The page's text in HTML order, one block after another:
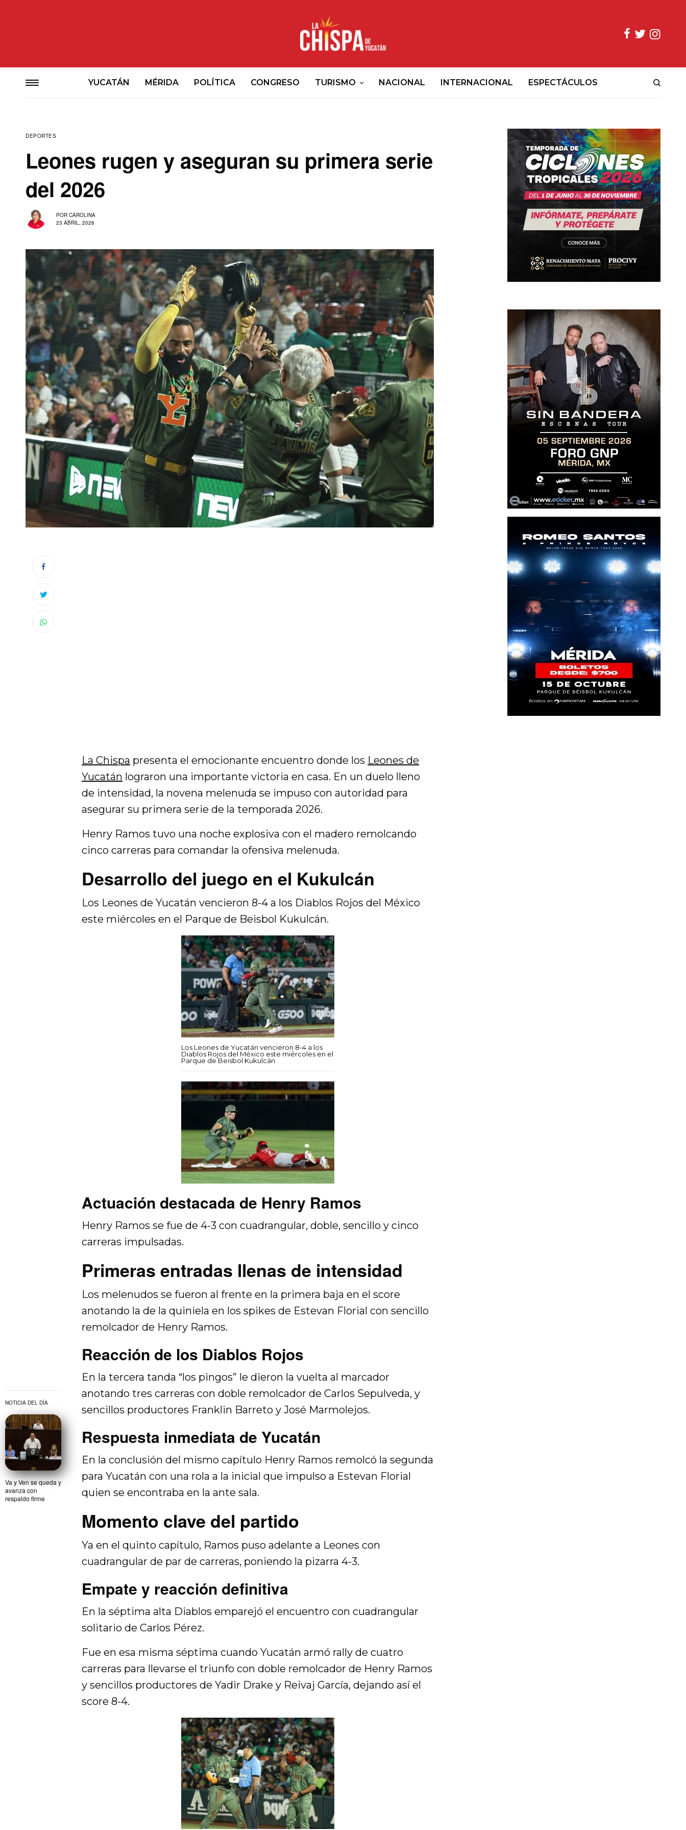
YUCATÁN MÉRIDA POLÍTICA CONGRESO TURISMO NACIONAL INTERNACIONAL ESPECTÁCULOS
DEPORTES
Leones rugen y aseguran su primera serie
del 2026
POR CAROLINA
23 ABRIL, 2026
NOTICIA DEL DÍA
Va y Ven se queda y
avanza con
respaldo firme
La Chispa presenta el emocionante encuentro donde los Leones de
Yucatán lograron una importante victoria en casa. En un duelo lleno
de intensidad, la novena melenuda se impuso con autoridad para
asegurar su primera serie de la temporada 2026.
Henry Ramos tuvo una noche explosiva con el madero remolcando
cinco carreras para comandar la ofensiva melenuda.
Desarrollo del juego en el Kukulcán
Los Leones de Yucatán vencieron 8-4 a los Diablos Rojos del México
este miércoles en el Parque de Beisbol Kukulcán.
Los Leones de Yucatán vencieron 8-4 a los
Diablos Rojos del México este miércoles en el
Parque de Beisbol Kukulcán
Actuación destacada de Henry Ramos
Henry Ramos se fue de 4-3 con cuadrangular, doble, sencillo y cinco
carreras impulsadas.
Primeras entradas llenas de intensidad
Los melenudos se fueron al frente en la primera baja en el score
anotando la de la quiniela en los spikes de Estevan Florial con sencillo
remolcador de Henry Ramos.
Reacción de los Diablos Rojos
En la tercera tanda “los pingos” le dieron la vuelta al marcador
anotando tres carreras con doble remolcador de Carlos Sepulveda, y
sencillos productores Franklin Barreto y José Marmolejos.
Respuesta inmediata de Yucatán
En la conclusión del mismo capítulo Henry Ramos remolcó la segunda
para Yucatán con una rola a la inicial que impulso a Estevan Florial
quien se encontraba en la ante sala.
Momento clave del partido
Ya en el quinto capítulo, Ramos puso adelante a Leones con
cuadrangular de par de carreras, poniendo la pizarra 4-3.
Empate y reacción definitiva
En la séptima alta Diablos emparejó el encuentro con cuadrangular
solitario de Carlos Pérez.
Fue en esa misma séptima cuando Yucatán armó rally de cuatro
carreras para llevarse el triunfo con doble remolcador de Henry Ramos
y sencillos productores de Yadir Drake y Reivaj García, dejando así el
score 8-4.